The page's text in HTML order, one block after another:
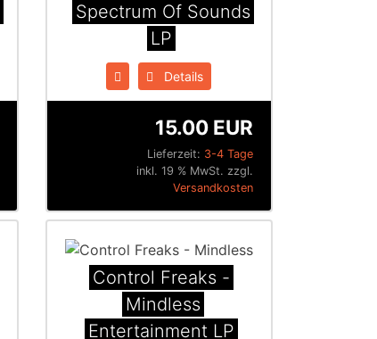
Spectrum Of Sounds
LP
Details
Lieferzeit: 3-4 Tage
15.00 EUR
inkl. 19 % MwSt. zzgl.
Versandkosten
Control Freaks -
Mindless
Entertainment LP